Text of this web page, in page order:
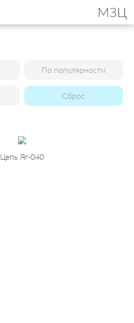
МЗЦ
По популярности
Сброс
Цепь Яг-040